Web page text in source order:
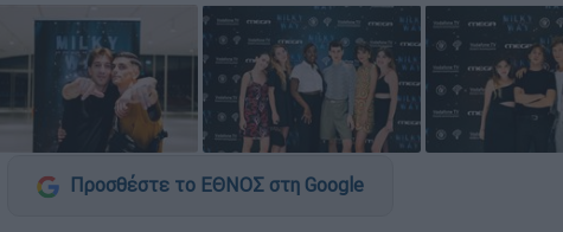
Προσθέστε το ΕΘΝΟΣ στη Google